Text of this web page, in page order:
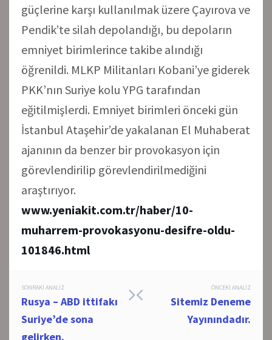
güçlerine karşı kullanılmak üzere Çayırova ve
Pendik’te silah depolandığı, bu depoların
emniyet birimlerince takibe alındığı
öğrenildi. MLKP Militanları Kobani’ye giderek
PKK’nın Suriye kolu YPG tarafından
eğitilmişlerdi. Emniyet birimleri önceki gün
İstanbul Ataşehir’de yakalanan El Muhaberat
ajanının da benzer bir provokasyon için
görevlendirilip görevlendirilmediğini
araştırıyor.
www.yeniakit.com.tr/haber/10-
muharrem-provokasyonu-desifre-oldu-
101846.html
Post
navigation
ÖNCEKI ANALIZ
Sitemiz Deneme
Yayınındadır.
SONRAKI ANALIZ
Rusya – ABD ittifakı
Suriye’de sona
gelirken.